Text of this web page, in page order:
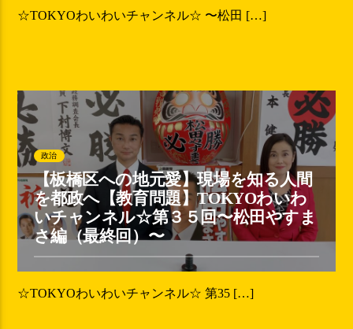
☆TOKYOわいわいチャンネル☆ 〜松田 […]
政治
【板橋区への地元愛】現場を知る人間
を都政へ【教育問題】TOKYOわいわ
いチャンネル☆第３５回〜松田やすま
さ編（最終回）〜
☆TOKYOわいわいチャンネル☆ 第35 […]